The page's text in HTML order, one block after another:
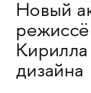
Новый
дизайна